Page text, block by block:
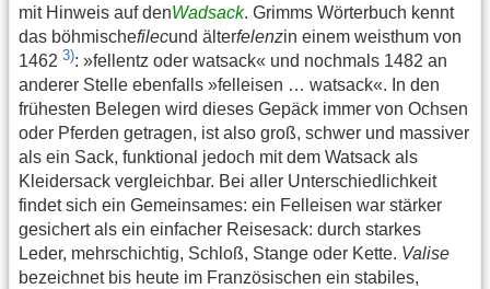
mit Hinweis auf denWadsack. Grimms Wörterbuch kennt
das böhmischefilecund älterfelenzin einem weisthum von
1462 3): »fellentz oder watsack« und nochmals 1482 an
anderer Stelle ebenfalls »felleisen … watsack«. In den
frühesten Belegen wird dieses Gepäck immer von Ochsen
oder Pferden getragen, ist also groß, schwer und massiver
als ein Sack, funktional jedoch mit dem Watsack als
Kleidersack vergleichbar. Bei aller Unterschiedlichkeit
findet sich ein Gemeinsames: ein Felleisen war stärker
gesichert als ein einfacher Reisesack: durch starkes
Leder, mehrschichtig, Schloß, Stange oder Kette. Valise
bezeichnet bis heute im Französischen ein stabiles,